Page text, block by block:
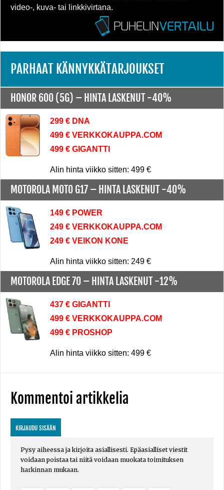
video-, kuva- tai linkkivirtana.
PARHAAT KÄNNYKKÄTARJOUKSET
HONOR 600 (5G) – HINTA LASKENUT -40%
299 € DNA
499 € VERKKOKAUPPA.COM
499 € GIGANTTI
Alin hinta viikko sitten: 499 €
MOTOROLA MOTO G17 – HINTA LASKENUT -40%
149 € POWER
249 € VERKKOKAUPPA.COM
249 € VEIKON KONE
Alin hinta viikko sitten: 249 €
MOTOROLA EDGE 70 – HINTA LASKENUT -12%
437 € GIGANTTI
499 € VERKKOKAUPPA.COM
499 € PROSHOP
Alin hinta viikko sitten: 499 €
Kommentoi artikkelia
KIRJAUDU SISÄÄN
Pysy aiheessa ja kirjoita asiallisesti. Epäasialliset viestit
voidaan poistaa tai niitä voidaan muokata toimituksen
harkinnan mukaan.